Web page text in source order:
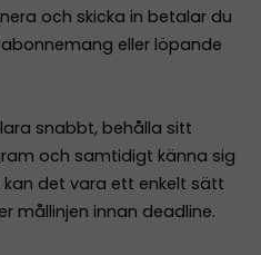
och skicka in betalar du
eller löpande
snabbt, behålla sitt
och samtidigt känna sig
det vara ett enkelt sätt
mållinjen innan deadline.